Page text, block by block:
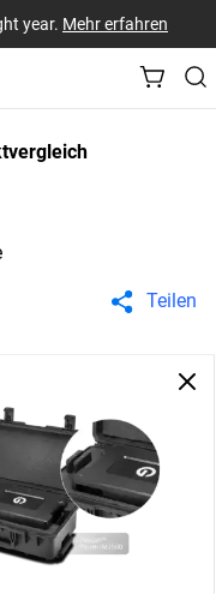
year. Mehr erfahren
Teilen